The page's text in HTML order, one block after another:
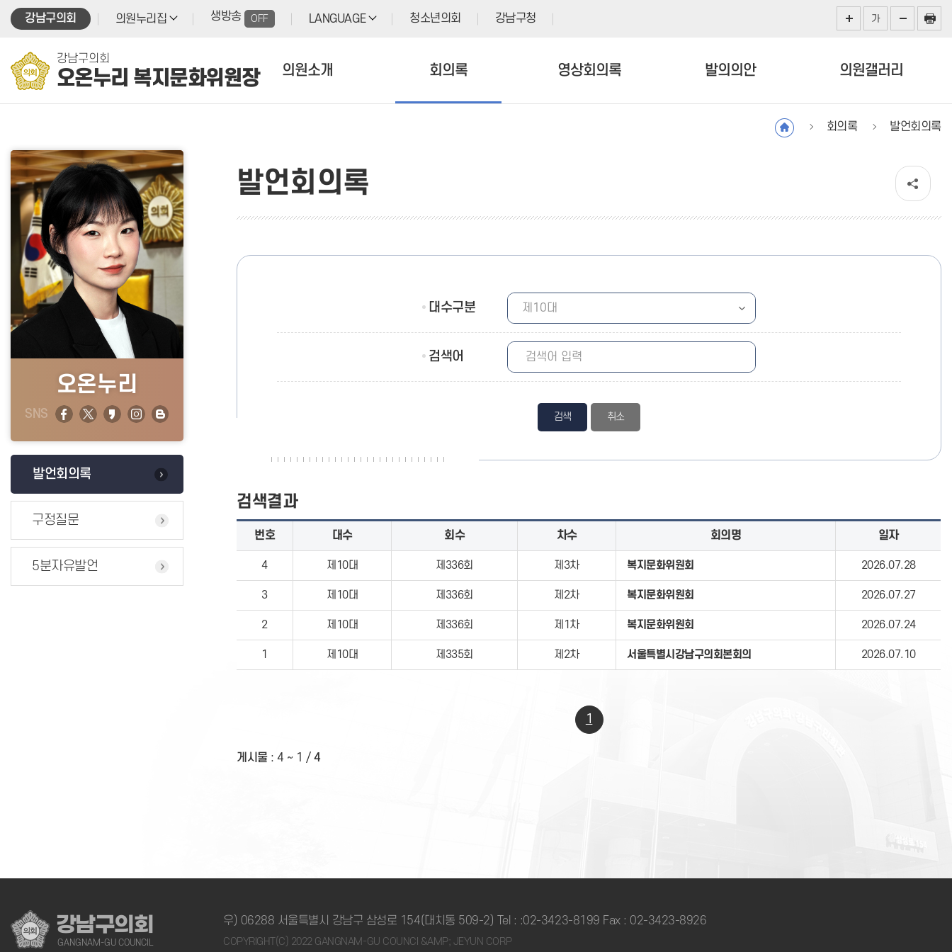
본문바로가기
강남구의회
의원누리집 생방송 OFF LANGUAGE 청소년의회 강남구청 가
강남구의회
오온누리 복지문화위원장 의원소개 회의록 영상회의록 발의의안 의원갤러리
회의록 발언회의록
오온누리
SNS
발언회의록
구정질문
5분자유발언
발언회의록
대수구분
검색어
검색
검색결과
번호 대수 회수 차수 회의명 일자
4 제10대 제336회 제3차 복지문화위원회 2026.07.28
3 제10대 제336회 제2차 복지문화위원회 2026.07.27
2 제10대 제336회 제1차 복지문화위원회 2026.07.24
1 제10대 제335회 제2차 서울특별시강남구의회본회의 2026.07.10
1
게시물:4 ~ 1 /4
강남구의회
GANGNAM-GU COUNCIL
우) 06288 서울특별시 강남구 삼성로 154(대치동 509-2) Tel : :02-3423-8199 Fax : 02-3423-8926
COPYRIGHT(C) 2022 GANGNAM-GU COUNCI &AMP; JEYUN CORP